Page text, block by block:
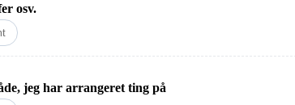
osv.
jeg har arrangeret ting på